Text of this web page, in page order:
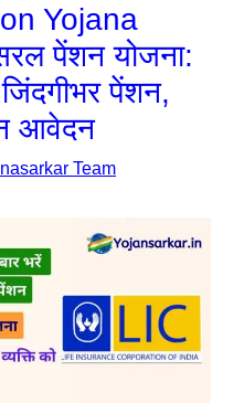
Yojana
पेंशन योजना:
पेंशन,
आवेदन
Team